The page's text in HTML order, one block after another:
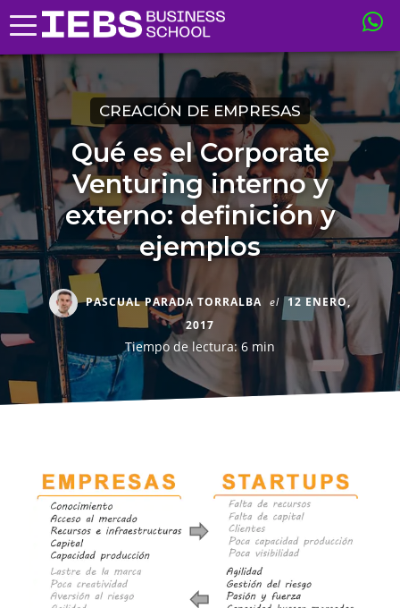
CREACIÓN DE EMPRESAS
Qué es el Corporate
Venturing interno y
externo: definición y
ejemplos
PASCUAL PARADA TORRALBA el 12 ENERO,
2017
Tiempo de lectura: 6 min